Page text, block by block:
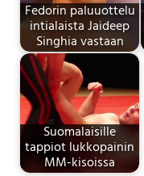
Fedorin paluuottelu
intialaista Jaideep
Singhia vastaan
Suomalaisille
tappiot lukkopainin
MM-kisoissa